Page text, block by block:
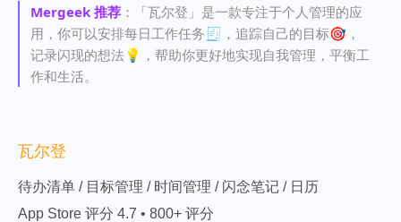
Mergeek 推荐 ：「瓦尔登」是一款专注于个人管理的应
用，你可以安排每日工作任务🧾，追踪自己的目标🎯，
记录闪现的想法💡，帮助你更好地实现自我管理，平衡工
作和生活。
瓦尔登
待办清单 / 目标管理 / 时间管理 / 闪念笔记 / 日历
App Store 评分 4.7 • 800+ 评分